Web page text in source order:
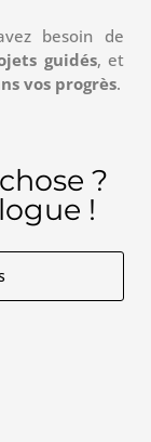
besoin de
guidés, et
vos progrès.
?
!